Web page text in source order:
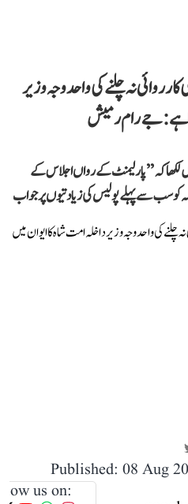
کی کارروائی نہ چلنے کی واحد وجہ وزیر
ہے: جے رام رمیش
کہ ’’پارلیمنٹ کے رواں اجلاس کے
کو سب سے پہلے پولیس کی زیادتیوں پر جواب
Published: 08 Aug
us on: